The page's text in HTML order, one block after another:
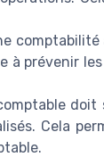
comptabilité
prévenir
doit
Cela